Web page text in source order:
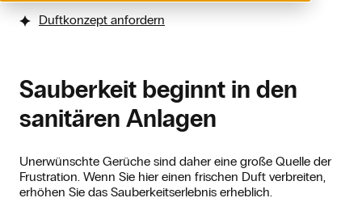
Duftkonzept anfordern
Sauberkeit beginnt in den
sanitären Anlagen
Unerwünschte Gerüche sind daher eine große Quelle der
Frustration. Wenn Sie hier einen frischen Duft verbreiten,
erhöhen Sie das Sauberkeitserlebnis erheblich.